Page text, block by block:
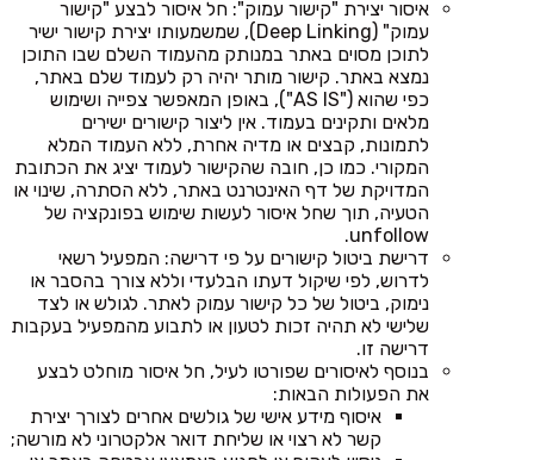
איסור יצירת "קישור עמוק": חל איסור לבצע "קישור
עמוק" (Deep Linking), שמשמעותו יצירת קישור ישיר
לתוכן מסוים באתר במנותק מהעמוד השלם שבו התוכן
נמצא באתר. קישור מותר יהיה רק לעמוד שלם באתר,
כפי שהוא ("AS IS"), באופן המאפשר צפייה ושימוש
מלאים ותקינים בעמוד. אין ליצור קישורים ישירים
לתמונות, קבצים או מדיה אחרת, ללא העמוד המלא
המקורי. כמו כן, חובה שהקישור לעמוד יציג את הכתובת
המדויקת של דף האינטרנט באתר, ללא הסתרה, שינוי או
הטעיה, תוך שחל איסור לעשות שימוש בפונקציה של
unfollow.
דרישת ביטול קישורים על פי דרישה: המפעיל רשאי
לדרוש, לפי שיקול דעתו הבלעדי וללא צורך בהסבר או
נימוק, ביטול של כל קישור עמוק לאתר. לגולש או לצד
שלישי לא תהיה זכות לטעון או לתבוע מהמפעיל בעקבות
דרישה זו.
בנוסף לאיסורים שפורטו לעיל, חל איסור מוחלט לבצע
את הפעולות הבאות:
איסוף מידע אישי של גולשים אחרים לצורך יצירת
קשר לא רצוי או שליחת דואר אלקטרוני לא מורשה;